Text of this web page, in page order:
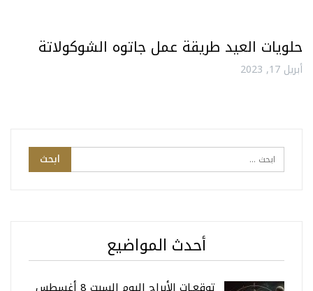
حلويات العيد طريقة عمل جاتوه الشوكولاتة
أبريل 17, 2023
أحدث المواضيع